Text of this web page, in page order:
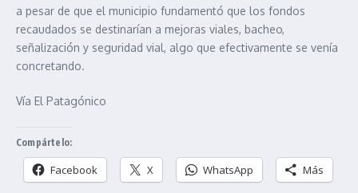
a pesar de que el municipio fundamentó que los fondos
recaudados se destinarían a mejoras viales, bacheo,
señalización y seguridad vial, algo que efectivamente se venía
concretando.
Vía El Patagónico
Compártelo:
Facebook X WhatsApp Más